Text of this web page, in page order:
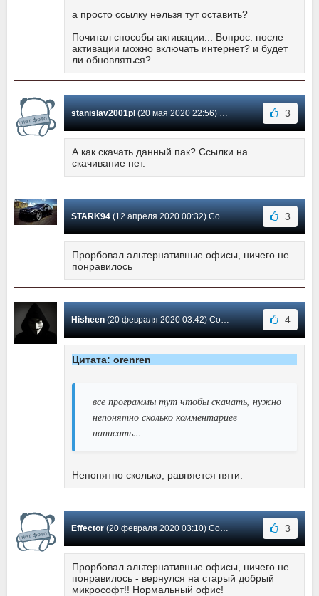
а просто ссылку нельзя тут оставить?
Почитал способы активации... Вопрос: после
активации можно включать интернет? и будет
ли обновляться?
stanislav2001pl(20 мая 2020 22:56) Сообщение #1762 3
А как скачать данный пак? Ссылки на
скачивание нет.
STARK94(12 апреля 2020 00:32) Сообщение #1761 3
Прорбовал альтернативные офисы, ничего не
понравилось
Hisheen(20 февраля 2020 03:42) Сообщение #1760 4
Цитата: orenren
все программы тут чтобы скачать, нужно
непонятно сколько комментариев
написать...
Непонятно сколько, равняется пяти.
Effector(20 февраля 2020 03:10) Сообщение #1759 3
Прорбовал альтернативные офисы, ничего не
понравилось - вернулся на старый добрый
микрософт!! Нормальный офис!